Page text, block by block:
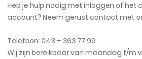
Heb je hulp nodig met inloggen of het
account? Neem gerust contact met
Telefoon: 043 – 363 77 99
Wij zijn bereikbaar van maandag t/m